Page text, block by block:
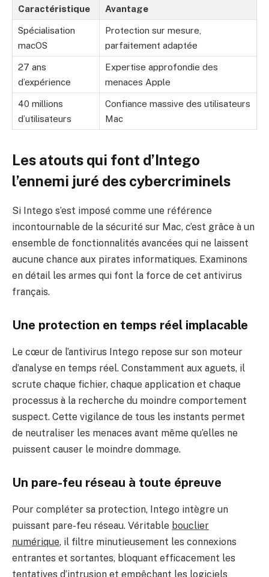
Caractéristique Avantage
Spécialisation
macOS
Protection sur mesure,
parfaitement adaptée
27 ans
d’expérience
Expertise approfondie des
menaces Apple
40 millions
d’utilisateurs
Confiance massive des utilisateurs
Mac
Les atouts qui font d’Intego
l’ennemi juré des cybercriminels
Si Intego s’est imposé comme une référence
incontournable de la sécurité sur Mac, c’est grâce à un
ensemble de fonctionnalités avancées qui ne laissent
aucune chance aux pirates informatiques. Examinons
en détail les armes qui font la force de cet antivirus
français.
Une protection en temps réel implacable
Le cœur de l’antivirus Intego repose sur son moteur
d’analyse en temps réel. Constamment aux aguets, il
scrute chaque fichier, chaque application et chaque
processus à la recherche du moindre comportement
suspect. Cette vigilance de tous les instants permet
de neutraliser les menaces avant même qu’elles ne
puissent causer le moindre dommage.
Un pare-feu réseau à toute épreuve
Pour compléter sa protection, Intego intègre un
puissant pare-feu réseau. Véritable bouclier
numérique, il filtre minutieusement les connexions
entrantes et sortantes, bloquant efficacement les
tentatives d’intrusion et empêchant les logiciels